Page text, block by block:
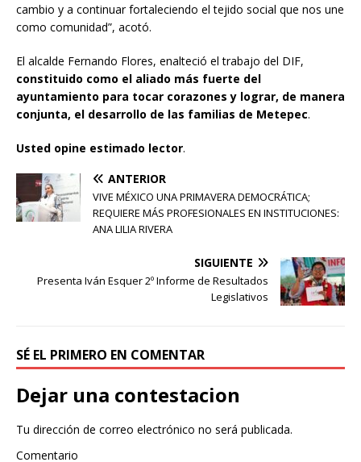
cambio y a continuar fortaleciendo el tejido social que nos une
como comunidad”, acotó.
El alcalde Fernando Flores, enalteció el trabajo del DIF,
constituido como el aliado más fuerte del
ayuntamiento para tocar corazones y lograr, de manera
conjunta, el desarrollo de las familias de Metepec.
Usted opine estimado lector.
ANTERIOR
VIVE MÉXICO UNA PRIMAVERA DEMOCRÁTICA;
REQUIERE MÁS PROFESIONALES EN INSTITUCIONES:
ANA LILIA RIVERA
SIGUIENTE
Presenta Iván Esquer 2º Informe de Resultados
Legislativos
SÉ EL PRIMERO EN COMENTAR
Dejar una contestacion
Tu dirección de correo electrónico no será publicada.
Comentario